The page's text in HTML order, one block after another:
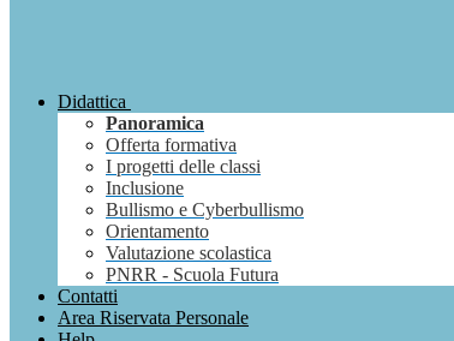
Didattica
Panoramica
Offerta formativa
I progetti delle classi
Inclusione
Bullismo e Cyberbullismo
Orientamento
Valutazione scolastica
PNRR - Scuola Futura
Contatti
Area Riservata Personale